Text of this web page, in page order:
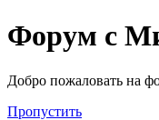
Форум с
Добро пожаловать на
Пропустить